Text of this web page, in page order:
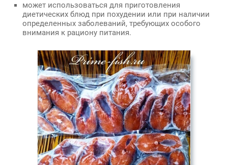
может использоваться для приготовления
диетических блюд при похудении или при наличии
определенных заболеваний, требующих особого
внимания к рациону питания.